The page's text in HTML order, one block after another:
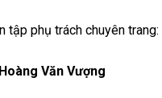
tập phụ trách chuyên trang:
Hoàng Văn Vượng